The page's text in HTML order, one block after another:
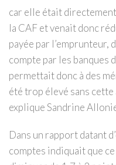
car elle était
la CAF et venait donc
payée par l’emprunteur,
compte par les banques
permettait donc à des
été trop élevé sans
explique Sandrine
Dans un rapport datant
comptes indiquait que